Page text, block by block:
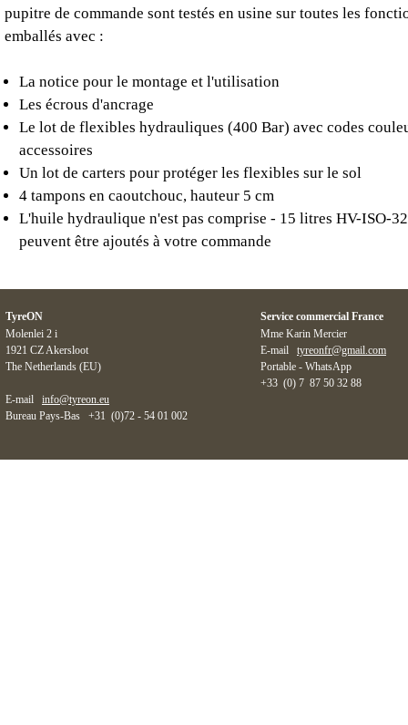
pupitre de commande sont testés en usine sur toutes les
emballés avec :
La notice pour le montage et l'utilisation
Les écrous d'ancrage
Le lot de flexibles hydrauliques (400 Bar) avec codes
accessoires
Un lot de carters pour protéger les flexibles sur le sol
4 tampons en caoutchouc, hauteur 5 cm
L'huile hydraulique n'est pas comprise - 15 litres HV-ISO-32
peuvent être ajoutés à votre commande
TyreON
Service commercial France
Molenlei 2 i
1921 CZ Akersloot
The Netherlands (EU)
E-mail info@tyreon.eu
Bureau Pays-Bas +31 (0)72 - 54 01 002
Mme Karin Mercier
E-mail tyreonfr@gmail.com
Portable - WhatsApp
+33 (0) 7 87 50 32 88